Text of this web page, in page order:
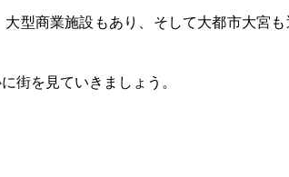
型商業施設もあり、そして大都市大宮
街を見ていきましょう。